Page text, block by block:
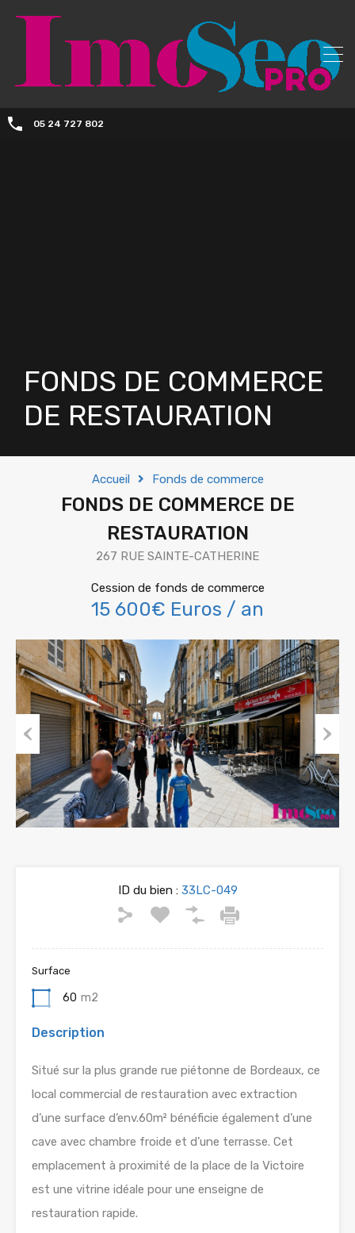
05 24 727 802
FONDS DE COMMERCE
DE RESTAURATION
Accueil Fonds de commerce
FONDS DE COMMERCE DE
RESTAURATION
267 RUE SAINTE-CATHERINE
Cession de fonds de commerce
15 600€ Euros / an
Previous Next
ID du bien :33LC-049
Surface
60 m2
Description
Situé sur la plus grande rue piétonne de Bordeaux, ce
local commercial de restauration avec extraction
d’une surface d’env.60m² bénéficie également d’une
cave avec chambre froide et d’une terrasse. Cet
emplacement à proximité de la place de la Victoire
est une vitrine idéale pour une enseigne de
restauration rapide.